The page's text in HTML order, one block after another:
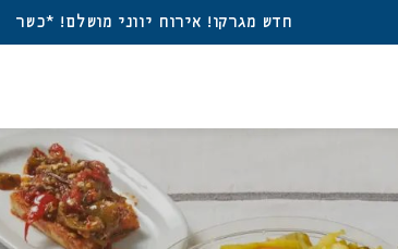
חדש מגרקו! אירוח יווני מושלם! *כשר
אין מוצרים בעגלה
דאגנו
פרטיכם